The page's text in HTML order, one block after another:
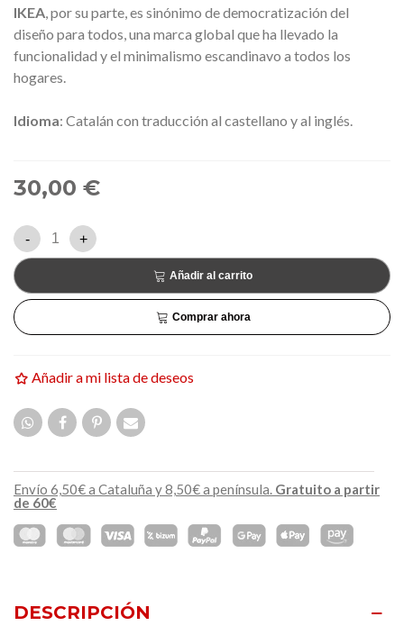
IKEA, por su parte, es sinónimo de democratización del
diseño para todos, una marca global que ha llevado la
funcionalidad y el minimalismo escandinavo a todos los
hogares.
Idioma: Catalán con traducción al castellano y al inglés.
30,00 €
- +
Añadir al carrito
Comprar ahora
Añadir a mi lista de deseos
Envío 6,50€ a Cataluña y 8,50€ a península. Gratuito a partir
de 60€
DESCRIPCIÓN